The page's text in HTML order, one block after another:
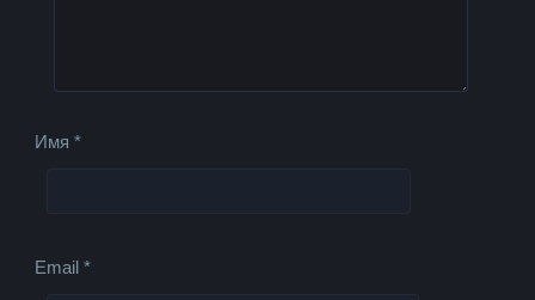
Имя*
Email*